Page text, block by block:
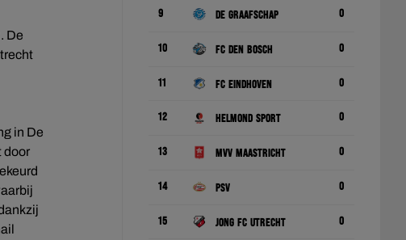
De
in De
door
9 De Graafschap 0
10 FC Den Bosch 0
11 FC Eindhoven 0
12 Helmond Sport 0
13 MVV Maastricht 0
14 PSV 0
15 Jong FC Utrecht 0